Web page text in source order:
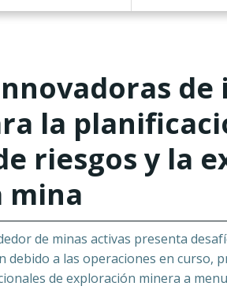
de
la
riesgos y la
mina
de minas activas presenta
a las operaciones en curso,
de exploración minera a